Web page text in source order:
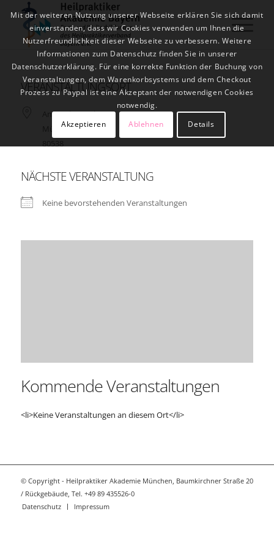
VERANSTALTUNGSORT
Am Tucherpark 7
München
NÄCHSTE VERANSTALTUNG
Keine bevorstehenden Veranstaltungen
Kommende Veranstaltungen
<li>Keine Veranstaltungen an diesem Ort</li>
© Copyright - Heilpraktiker Akademie München, Baumkirchner Straße 20
/ Rückgebäude, Tel. +49 89 435526-0
Datenschutz
Impressum
Mit der weiteren Nutzung unserer Webseite erklären Sie sich damit
einverstanden, dass wir Cookies verwenden um Ihnen die
Nutzerfreundlichkeit dieser Webseite zu verbessern. Weitere
Informationen zum Datenschutz finden Sie in unserer
Datenschutzerklärung. Für eine korrekte Funktion der Buchung von
Veranstaltungen, dem Warenkorbsystems und dem Checkout
Prozess zu Paypal ist eine Akzeptant der notwendigen Cookies
notwendig.
Akzeptieren
Ablehnen Details